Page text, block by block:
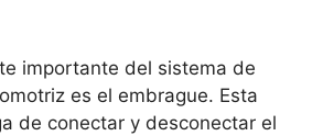
importante del sistema de
es el embrague. Esta
de conectar y desconectar el